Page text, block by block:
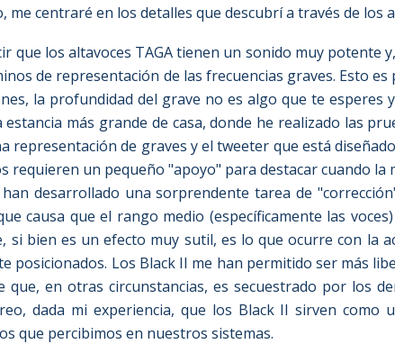
me centraré en los detalles que descubrí a través de los
que los altavoces TAGA tienen un sonido muy potente
de representación de las frecuencias graves. Esto
la profundidad del grave no es algo que te esperes
más grande de casa, donde he realizado las
representación de graves y el tweeter que está
requieren un pequeño "apoyo" para destacar cuando la
desarrollado una sorprendente tarea de
causa que el rango medio (específicamente las
si bien es un efecto muy sutil, es lo que ocurre con la
posicionados. Los Black II me han permitido ser más
que, en otras circunstancias, es secuestrado por los
dada mi experiencia, que los Black II sirven como
que percibimos en nuestros sistemas.